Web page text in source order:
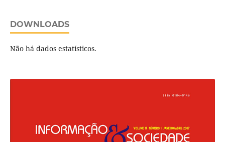
DOWNLOADS
Não há dados estatísticos.